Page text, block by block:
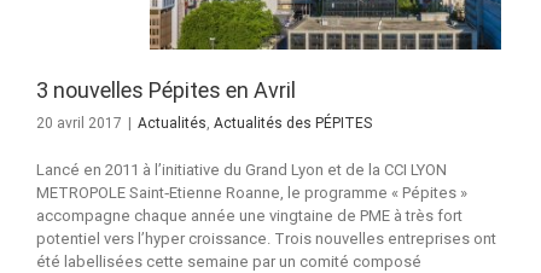
3 nouvelles Pépites en Avril
20 avril 2017 | Actualités Actualités des PÉPITES
Lancé en 2011 à l’initiative du Grand Lyon et de la CCI LYON
METROPOLE Saint‐Etienne Roanne, le programme « Pépites »
accompagne chaque année une vingtaine de PME à très fort
potentiel vers l’hyper croissance. Trois nouvelles entreprises ont
été labellisées cette semaine par un comité composé